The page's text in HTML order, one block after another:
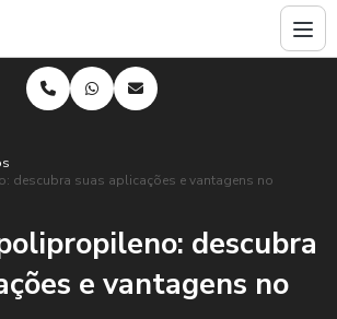
descubra suas aplicações e vantagens no
descubra
e vantagens no